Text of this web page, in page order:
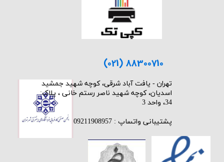
(021) 88300710
​تهران - یافت آباد شرقی، کوچه شهید جمشید
اسدیان، کوچه شهید ناصر رستم خانی ، پلاک:
34، واحد 3
پشتیبانی واتساپ : 09211908957